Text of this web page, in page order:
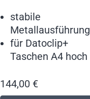
stabile
Metallausführung
für Datoclip+
Taschen A4 hoch
144,00 €